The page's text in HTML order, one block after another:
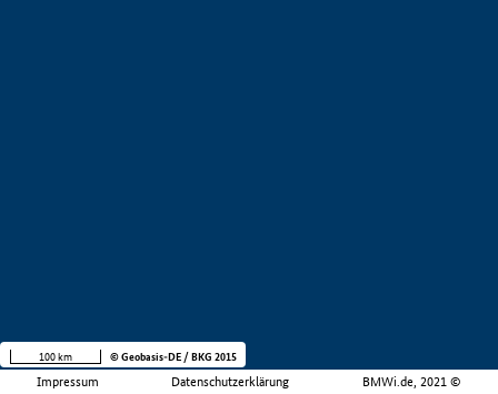
Impressum Datenschutzerklärung BMWi.de, 2021 ©
100 km © Geobasis-DE / BKG 2015